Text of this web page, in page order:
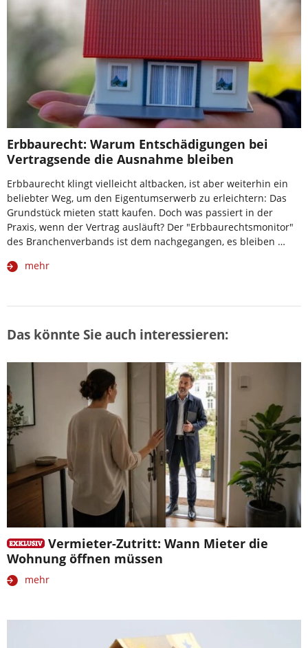
Erbbaurecht: Warum Entschädigungen bei
Vertragsende die Ausnahme bleiben
Erbbaurecht klingt vielleicht altbacken, ist aber weiterhin ein
beliebter Weg, um den Eigentumserwerb zu erleichtern: Das
Grundstück mieten statt kaufen. Doch was passiert in der
Praxis, wenn der Vertrag ausläuft? Der "Erbbaurechtsmonitor"
des Branchenverbands ist dem nachgegangen, es bleiben …
mehr
Das könnte Sie auch interessieren:
Vermieter-Zutritt: Wann Mieter die
Wohnung öffnen müssen
mehr